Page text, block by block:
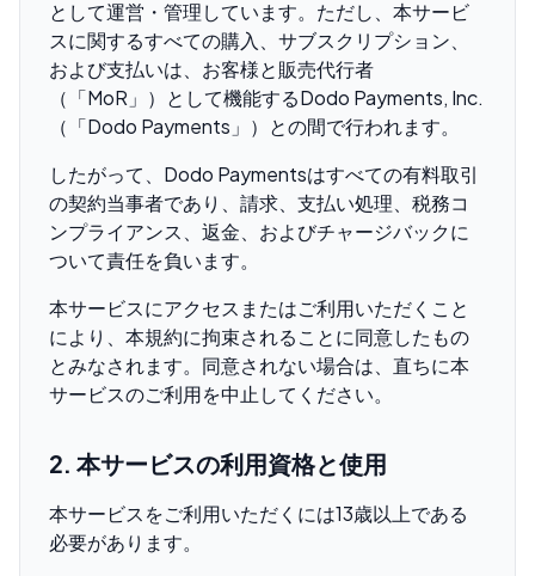
として運営・管理しています。ただし、本サービ
スに関するすべての購入、サブスクリプション、
および支払いは、お客様と販売代行者
（「MoR」）として機能するDodo Payments, Inc.
（「Dodo Payments」）との間で行われます。
したがって、Dodo Paymentsはすべての有料取引
の契約当事者であり、請求、支払い処理、税務コ
ンプライアンス、返金、およびチャージバックに
ついて責任を負います。
本サービスにアクセスまたはご利用いただくこと
により、本規約に拘束されることに同意したもの
とみなされます。同意されない場合は、直ちに本
サービスのご利用を中止してください。
2. 本サービスの利用資格と使用
本サービスをご利用いただくには13歳以上である
必要があります。